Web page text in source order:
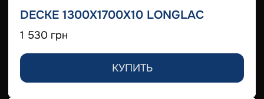
DECKE 1300X1700X10 LONGLAC
1 530 грн
КУПИТЬ